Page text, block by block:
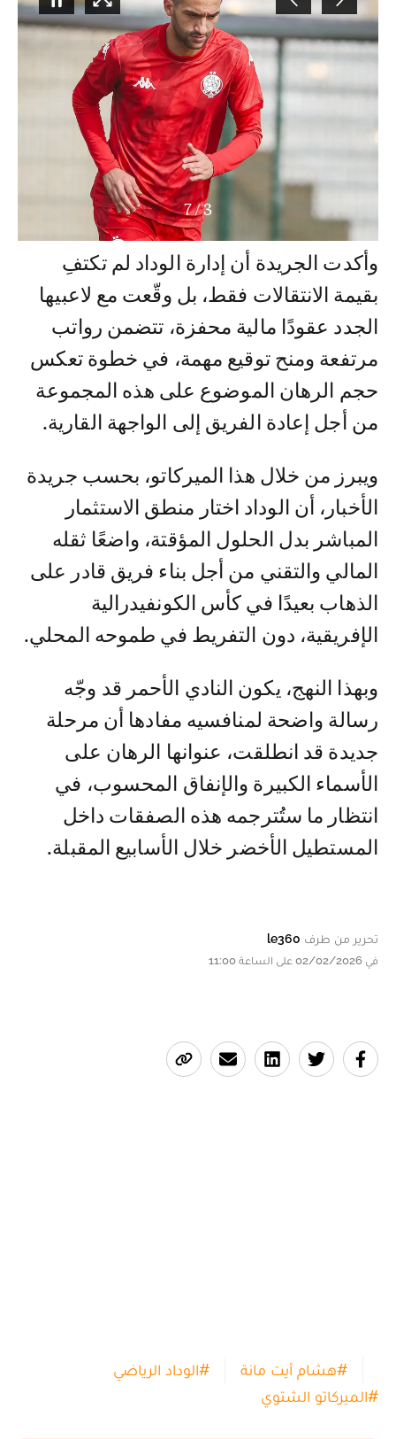
4
/
7
وأكدت الجريدة أن إدارة الوداد لم تكتفِ
بقيمة الانتقالات فقط، بل وقّعت مع لاعبيها
الجدد عقودًا مالية محفزة، تتضمن رواتب
مرتفعة ومنح توقيع مهمة، في خطوة تعكس
حجم الرهان الموضوع على هذه المجموعة
من أجل إعادة الفريق إلى الواجهة القارية.
ويبرز من خلال هذا الميركاتو، بحسب جريدة
الأخبار، أن الوداد اختار منطق الاستثمار
المباشر بدل الحلول المؤقتة، واضعًا ثقله
المالي والتقني من أجل بناء فريق قادر على
الذهاب بعيدًا في كأس الكونفيدرالية
الإفريقية، دون التفريط في طموحه المحلي.
وبهذا النهج، يكون النادي الأحمر قد وجّه
رسالة واضحة لمنافسيه مفادها أن مرحلة
جديدة قد انطلقت، عنوانها الرهان على
الأسماء الكبيرة والإنفاق المحسوب، في
انتظار ما ستُترجمه هذه الصفقات داخل
المستطيل الأخضر خلال الأسابيع المقبلة.
تحرير من طرف le360
في 02/02/2026 على الساعة 11:00
#هشام أيت مانة #الوداد الرياضي
#الميركاتو الشتوي